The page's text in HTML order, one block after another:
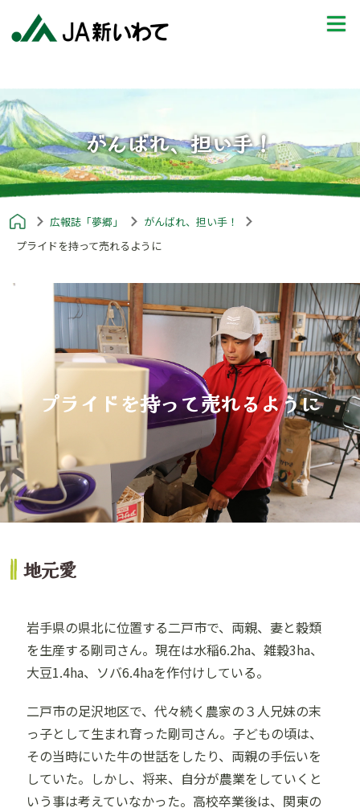
がんばれ、担い手！
広報誌「夢郷」
がんばれ、担い手！
プライドを持って売れるように
プライドを持って売れるように
地元愛
岩手県の県北に位置する二戸市で、両親、妻と穀類
を生産する剛司さん。現在は水稲6.2ha、雑穀3ha、
大豆1.4ha、ソバ6.4haを作付けしている。
二戸市の足沢地区で、代々続く農家の３人兄妹の末
っ子として生まれ育った剛司さん。子どもの頃は、
その当時にいた牛の世話をしたり、両親の手伝いを
していた。しかし、将来、自分が農業をしていくと
いう事は考えていなかった。高校卒業後は、関東の